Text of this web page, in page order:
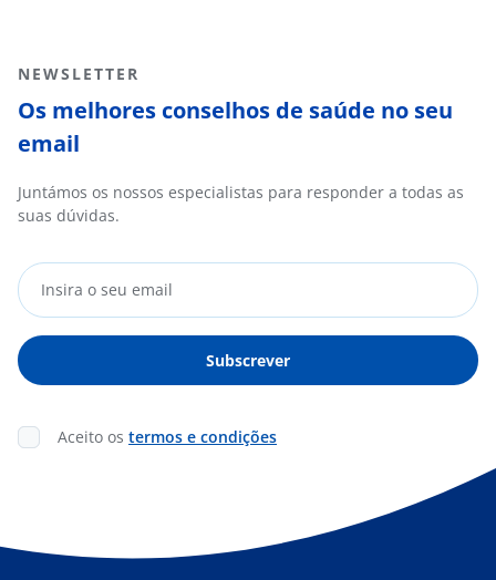
NEWSLETTER
Os melhores conselhos de saúde no seu
email
Juntámos os nossos especialistas para responder a todas as
suas dúvidas.
Aceito os termos e condições